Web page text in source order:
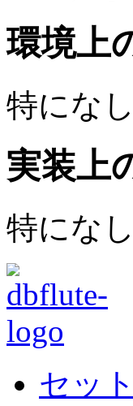
環境上
特になし
実装上
特になし
セッ